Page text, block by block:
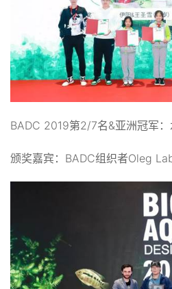
BADC 2019第2/7名&亚洲冠军
颁奖嘉宾：BADC组织者Oleg